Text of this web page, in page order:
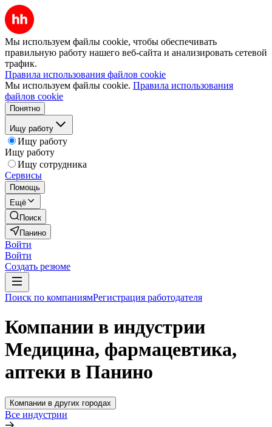
Мы используем файлы cookie, чтобы обеспечивать
правильную работу нашего веб-сайта и анализировать сетевой
трафик.
Правила использования файлов cookie
Мы используем файлы cookie. Правила использования
файлов cookie
Понятно
Ищу работу
Ищу работу
Ищу работу
Ищу сотрудника
Сервисы
Помощь
Ещё
Поиск
Панино
Войти
Войти
Создать резюме
Поиск по компаниямРегистрация работодателя
Компании в индустрии
Медицина, фармацевтика,
аптеки в Панино
Компании в других городах
Все индустрии